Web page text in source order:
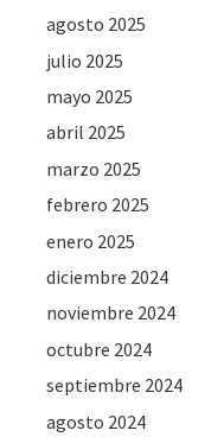
agosto 2025
julio 2025
mayo 2025
abril 2025
marzo 2025
febrero 2025
enero 2025
diciembre 2024
noviembre 2024
octubre 2024
septiembre 2024
agosto 2024